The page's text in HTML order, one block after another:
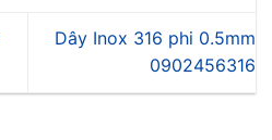
Dây Inox 316 phi 0.5mm
0902456316